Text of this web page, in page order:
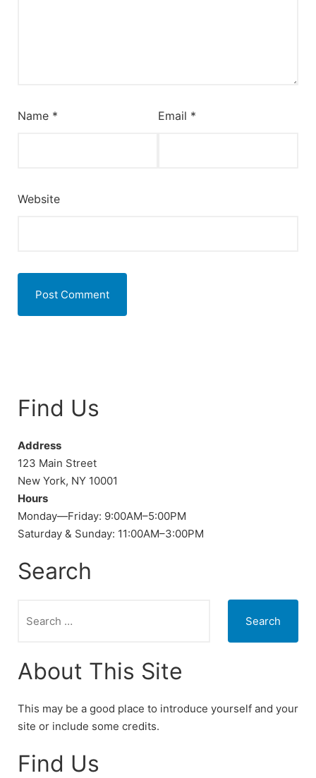
Name * Email *
Website
Find Us
Address
123 Main Street
New York, NY 10001
Hours
Monday—Friday: 9:00AM–5:00PM
Saturday & Sunday: 11:00AM–3:00PM
Search
for:
About This Site
This may be a good place to introduce yourself and your
site or include some credits.
Find Us